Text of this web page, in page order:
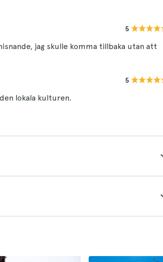
5
jag skulle komma tillbaka utan att
5
lokala kulturen.